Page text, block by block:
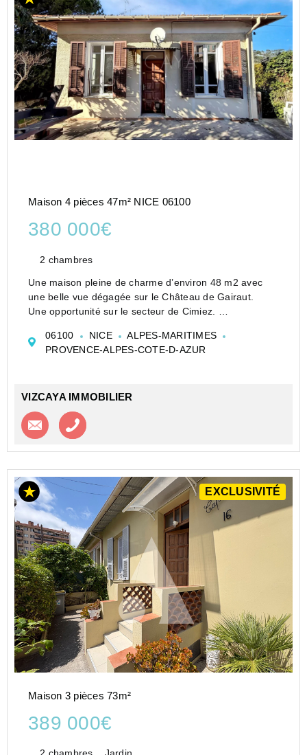
Maison 4 pièces 47m² NICE 06100
380 000€
2 chambres
Une maison pleine de charme d’environ 48 m2 avec
une belle vue dégagée sur le Château de Gairaut.
Une opportunité sur le secteur de Cimiez.
potentiel pour créer un lieu de vie unique dans un
envi...
06100 NICE
ALPES-MARITIMES
PROVENCE-ALPES-COTE-D-AZUR
VIZCAYA IMMOBILIER
Contacter l'agence
EXCLUSIVITÉ
Maison 3 pièces 73m²
389 000€